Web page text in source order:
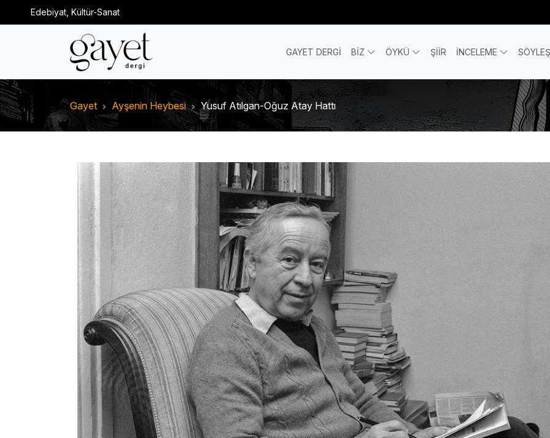
Edebiyat, Kültür-Sanat
GAYET DERGİ BİZ ÖYKÜ ŞİİR İNCELEME
Gayet Ayşenin Heybesi Yusuf Atılgan-Oğuz Atay Hattı